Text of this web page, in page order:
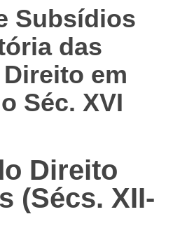
Subsídios
das
em
Séc. XVI
Direito
(Sécs. XII-